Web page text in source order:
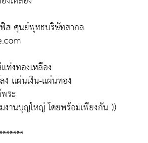
ส ศุนย์พุทธบริษัทสากล
ท่งทองเหลือง
เเผ่นเงิน-เเผ่นทอง
ระ
งานบุญใหญ่ โดยพร้อมเพียงกัน ))